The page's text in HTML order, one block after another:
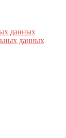
данных
данных